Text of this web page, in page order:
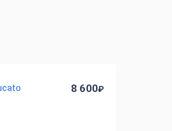
8 600